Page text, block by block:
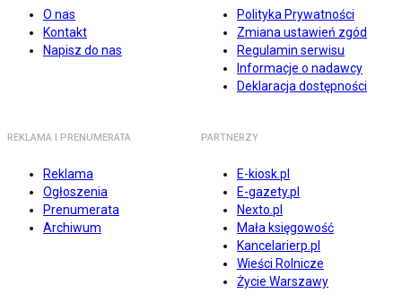
O nas
Kontakt
Napisz do nas
Polityka Prywatności
Zmiana ustawień zgód
Regulamin serwisu
Informacje o nadawcy
Deklaracja dostępności
REKLAMA I PRENUMERATA
Reklama
Ogłoszenia
Prenumerata
Archiwum
PARTNERZY
E-kiosk.pl
E-gazety.pl
Nexto.pl
Mała księgowość
Kancelarierp.pl
Wieści Rolnicze
Życie Warszawy